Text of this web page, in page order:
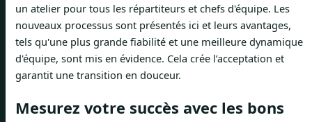
un atelier pour tous les répartiteurs et chefs d'équipe. Les
nouveaux processus sont présentés ici et leurs avantages,
tels qu'une plus grande fiabilité et une meilleure dynamique
d'équipe, sont mis en évidence. Cela crée l’acceptation et
garantit une transition en douceur.
Mesurez votre succès avec les bons